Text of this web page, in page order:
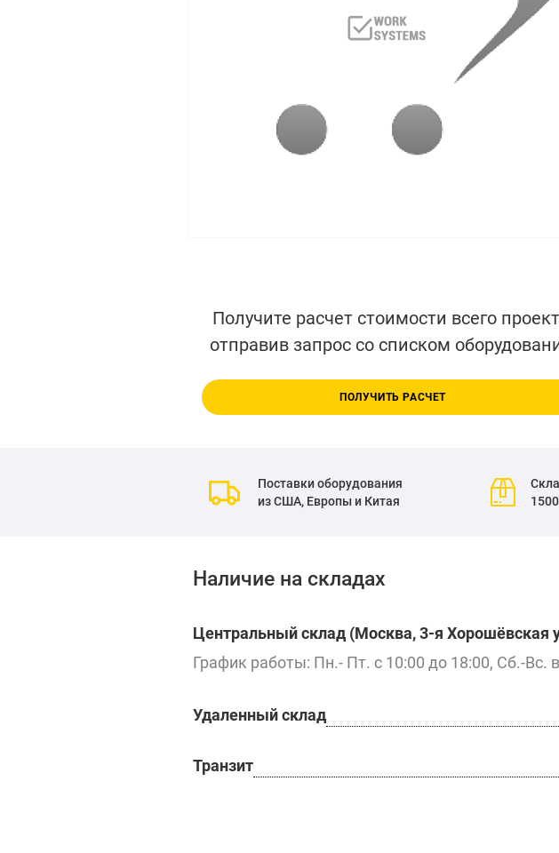
Получите расчет стоимости всего
отправив запрос со списком
ПОЛУЧИТЬ РАСЧЕТ
Поставки оборудования
из США, Европы и Китая
Наличие на складах
Центральный склад (Москва, 3-я Хорошёвская
График работы: Пн.- Пт. с 10:00 до 18:00, Сб.-Вс.
Удаленный склад
Транзит